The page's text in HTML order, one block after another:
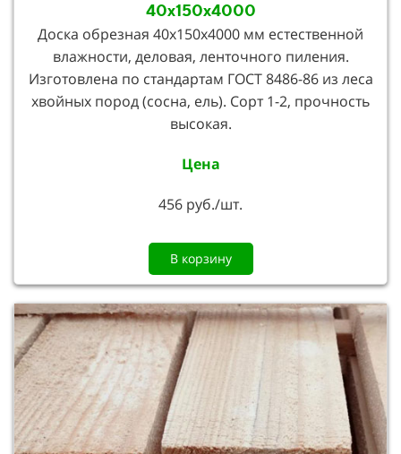
40х150х4000
Доска обрезная 40х150х4000 мм естественной
влажности, деловая, ленточного пиления.
Изготовлена по стандартам ГОСТ 8486-86 из леса
хвойных пород (сосна, ель). Сорт 1-2, прочность
высокая.
Цена
456 руб./шт.
В корзину